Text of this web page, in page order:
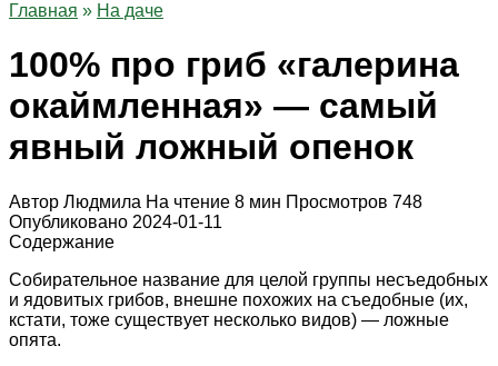
Главная » На даче
100% про гриб «галерина
окаймленная» — самый
явный ложный опенок
Автор Людмила На чтение 8 мин Просмотров 748
Опубликовано 2024-01-11
Содержание
Собирательное название для целой группы несъедобных
и ядовитых грибов, внешне похожих на съедобные (их,
кстати, тоже существует несколько видов) — ложные
опята.